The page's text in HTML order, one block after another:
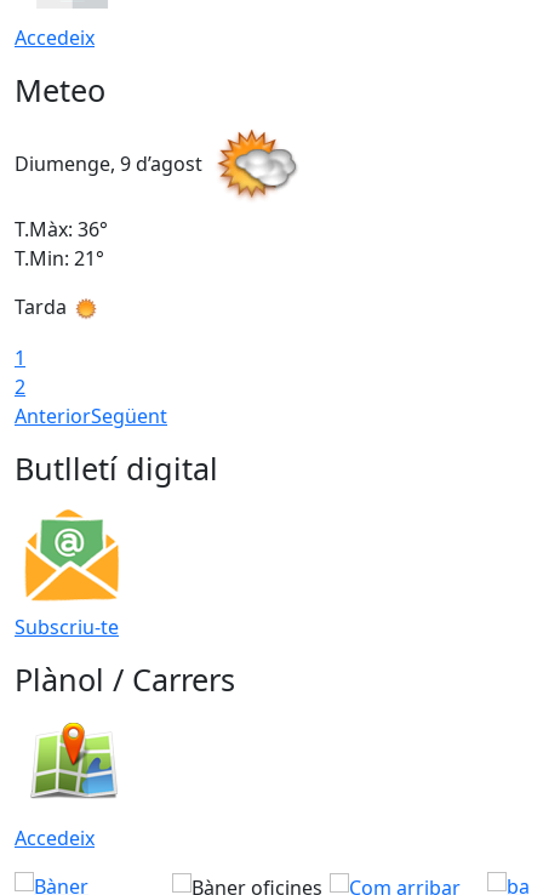
Accedeix
Meteo
Diumenge, 9 d’agost
T.Màx: 36°
T.Min: 21°
Tarda
1
2
AnteriorSegüent
Butlletí digital
Subscriu-te
Plànol / Carrers
Accedeix